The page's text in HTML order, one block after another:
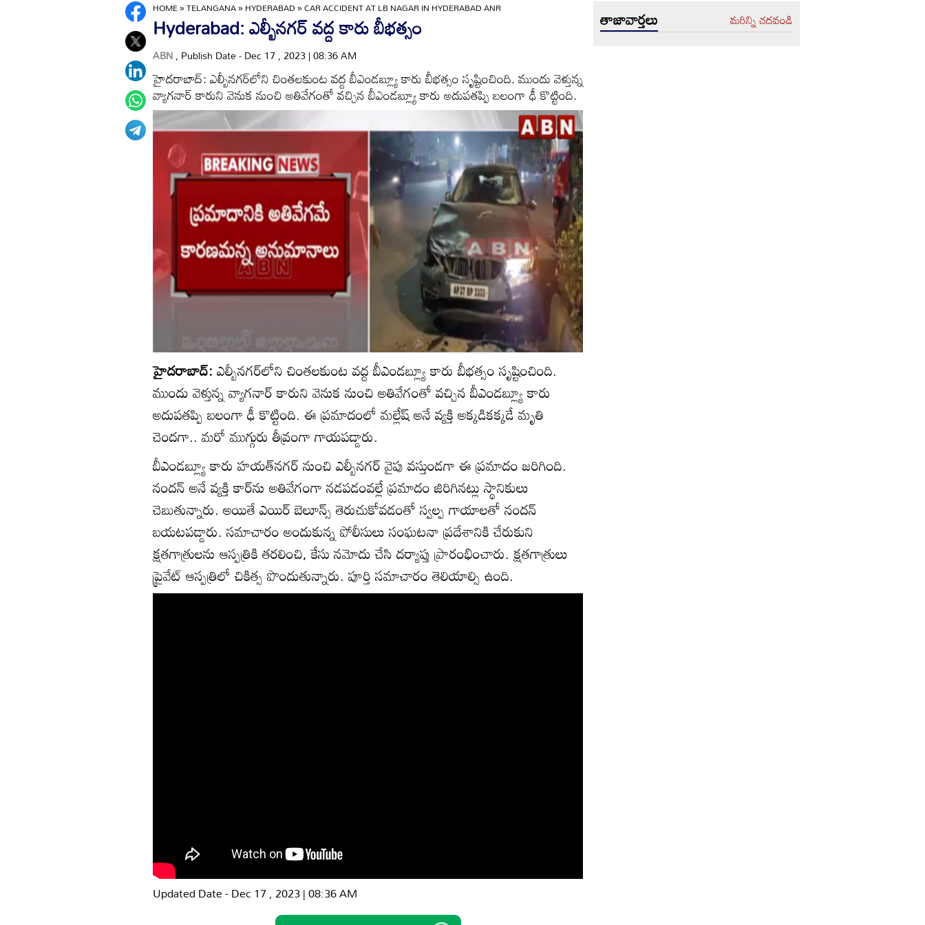
HOME»TELANGANA»HYDERABAD»CAR ACCIDENT AT LB NAGAR IN HYDERABAD ANR
Hyderabad: ఎల్బీనగర్ వద్ద కారు బీభత్సం
ABN, Publish Date - Dec 17 , 2023 | 08:36 AM
హైదరాబాద్: ఎల్బీనగర్‌లోని చింతలకుంట వద్ద బీఎండబ్ల్యూ కారు బీభత్సం సృష్టించింది. ముందు వెళ్తున్న
వ్యాగనార్ కారుని వెనుక నుంచి అతివేగంతో వచ్చిన బీఎండబ్ల్యూ కారు అదుపతప్పి బలంగా ఢీ కొట్టింది.
హైదరాబాద్:ఎల్బీనగర్‌లోని చింతలకుంట వద్ద బీఎండబ్ల్యూ కారు బీభత్సం సృష్టించింది.
ముందు వెళ్తున్న వ్యాగనార్ కారుని వెనుక నుంచి అతివేగంతో వచ్చిన బీఎండబ్ల్యూ కారు
అదుపతప్పి బలంగా ఢీ కొట్టింది. ఈ ప్రమాదంలో మల్లేష్ అనే వ్యక్తి అక్కడికక్కడే మృతి
చెందగా.. మరో ముగ్గురు తీవ్రంగా గాయపడ్డారు.
బీఎండబ్ల్యూ కారు హయత్‌నగర్ నుంచి ఎల్బీనగర్ వైపు వస్తుండగా ఈ ప్రమాదం జరిగింది.
నందన్ అనే వ్యక్తి కార్‌ను అతివేగంగా నడపడంవల్లే ప్రమాదం జిరిగినట్లు స్థానికులు
చెబుతున్నారు. అయితే ఎయిర్ బెలూన్స్ తెరుచుకోవడంతో స్వల్ప గాయాలతో నందన్
బయటపడ్డారు. సమాచారం అందుకున్న పోలీసులు సంఘటనా ప్రదేశానికి చేరుకుని
క్షతగాత్రులను ఆస్పత్రికి తరలించి, కేసు నమోదు చేసి దర్యాప్తు ప్రారంభించారు. క్షతగాత్రులు
ప్రైవేట్ ఆస్పత్రిలో చికిత్స పొందుతున్నారు. పూర్తి సమాచారం తెలియాల్సి ఉంది.
Updated Date - Dec 17 , 2023 | 08:36 AM
తాజావార్తలు మరిన్ని చదవండి